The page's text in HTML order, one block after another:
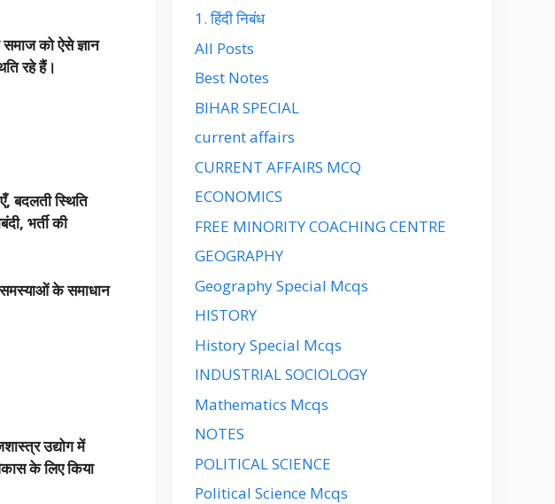
को ऐसे ज्ञान
रहे हैं।
,बदलती स्थिति
, भर्ती की
के समाधान
उद्योग में
के लिए किया
1. हिंदी निबंध
All Posts
Best Notes
BIHAR SPECIAL
current affairs
CURRENT AFFAIRS MCQ
ECONOMICS
FREE MINORITY COACHING CENTRE
GEOGRAPHY
Geography Special Mcqs
HISTORY
History Special Mcqs
INDUSTRIAL SOCIOLOGY
Mathematics Mcqs
NOTES
POLITICAL SCIENCE
Political Science Mcqs